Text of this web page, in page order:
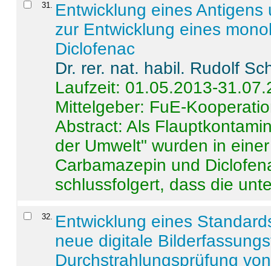
31. Entwicklung eines
zur Entwicklung eines
Diclofenac
Dr. rer. nat. habil. Rudolf
Laufzeit: 01.05.2013-
Mittelgeber: FuE-
Abstract:Als
der Umwelt" wurden in
Carbamazepin und
schlussfolgert, dass die
32. Entwicklung eines
neue digitale
Durchstrahlungsprüfung